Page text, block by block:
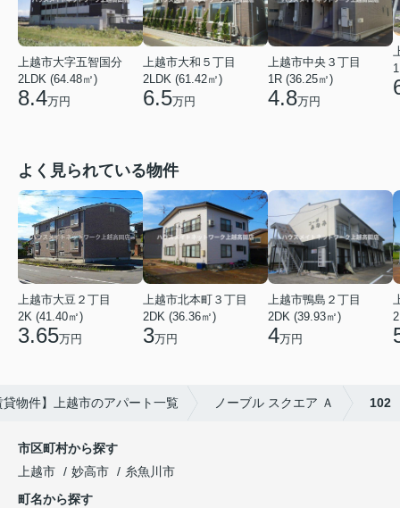
上越市大字五智国分
2LDK (64.48㎡)
8.4万円
上越市大和５丁目
2LDK (61.42㎡)
6.5万円
上越市中央３丁目
1R (36.25㎡)
4.8万円
よく見られている物件
上越市大豆２丁目
2K (41.40㎡)
3.65万円
上越市北本町３丁目
2DK (36.36㎡)
3万円
上越市鴨島２丁目
2DK (39.93㎡)
4万円
貸物件】上越市のアパート一覧 ノーブル スクエア Ａ 102
市区町村から探す
上越市
妙高市
糸魚川市
町名から探す